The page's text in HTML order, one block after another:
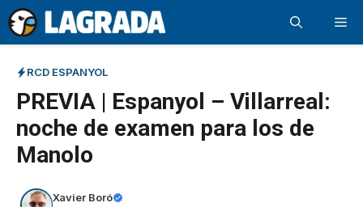
Saltar
al
contenido
RCD ESPANYOL
PREVIA | Espanyol – Villarreal:
noche de examen para los de
Manolo
Xavier Boró